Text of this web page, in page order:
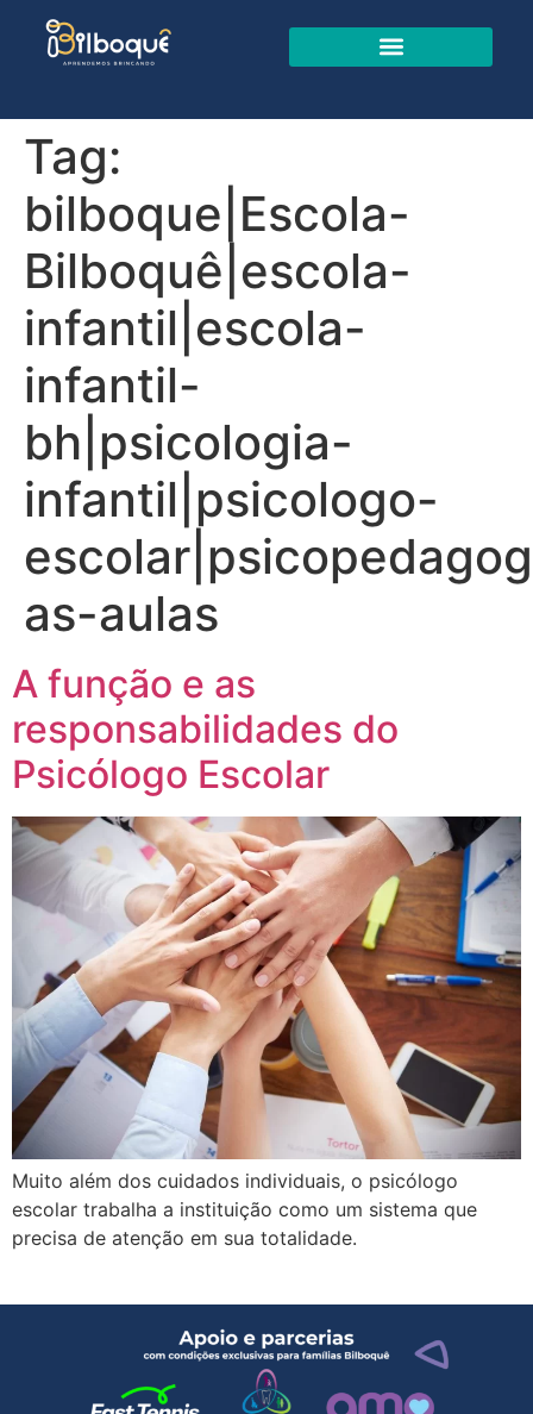
Tag:
bilboque|Escola-
Bilboquê|escola-
infantil|escola-
infantil-
bh|psicologia-
infantil|psicologo-
as-aulas
A função e as
responsabilidades do
Psicólogo Escolar
Muito além dos cuidados individuais, o psicólogo
escolar trabalha a instituição como um sistema que
precisa de atenção em sua totalidade.